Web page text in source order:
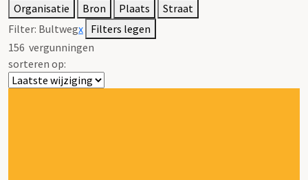
Organisatie
Bron Plaats
Straat
Filter: Bultwegx Filters legen
156 vergunningen
sorteren op: